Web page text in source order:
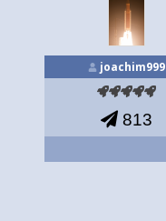
joachim999
813